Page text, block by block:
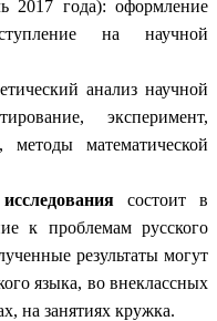
года): оформление
на научной
анализ научной
эксперимент,
методы математической
исследованиясостоит в
к проблемам русского
результаты могут
языка, во внеклассных
на занятиях кружка.